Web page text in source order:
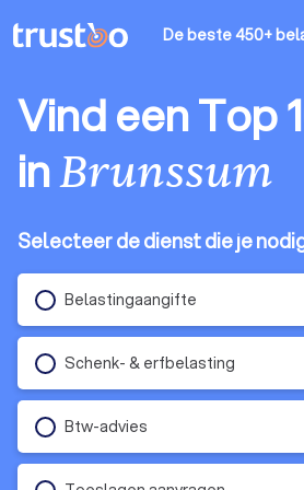
De beste 450+
Vind een Top
inBrunssum
Selecteer de dienst die je
Belastingaangifte
Schenk- & erfbelasting
Btw-advies